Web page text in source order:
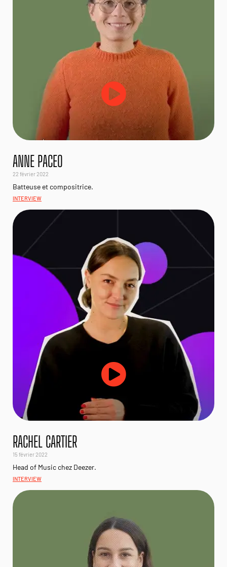
ANNE PACEO
22 février 2022
Batteuse et compositrice.
INTERVIEW
RACHEL CARTIER
15 février 2022
Head of Music chez Deezer.
INTERVIEW